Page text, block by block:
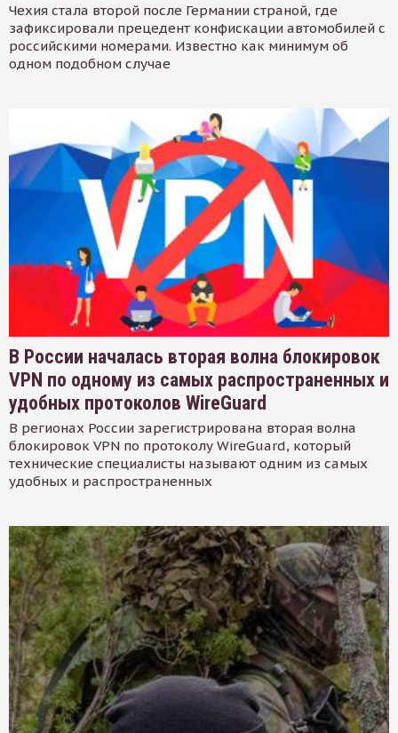
Чехия стала второй после Германии страной, где
зафиксировали прецедент конфискации автомобилей с
российскими номерами. Известно как минимум об
одном подобном случае
В России началась вторая волна блокировок
VPN по одному из самых распространенных и
удобных протоколов WireGuard
В регионах России зарегистрирована вторая волна
блокировок VPN по протоколу WireGuard, который
технические специалисты называют одним из самых
удобных и распространенных